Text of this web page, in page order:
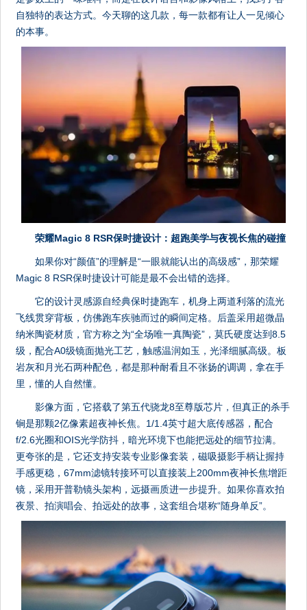
自独特的表达方式。今天聊的这几款，每一款都有让人一见倾心
的本事。
荣耀Magic 8 RSR保时捷设计：超跑美学与夜视长焦的碰撞
如果你对“颜值”的理解是“一眼就能认出的高级感”，那荣耀
Magic 8 RSR保时捷设计可能是最不会出错的选择。
它的设计灵感源自经典保时捷跑车，机身上两道利落的流光
飞线贯穿背板，仿佛跑车疾驰而过的瞬间定格。后盖采用超微晶
纳米陶瓷材质，官方称之为“全场唯一真陶瓷”，莫氏硬度达到8.5
级，配合A0级镜面抛光工艺，触感温润如玉，光泽细腻高级。板
岩灰和月光石两种配色，都是那种耐看且不张扬的调调，拿在手
里，懂的人自然懂。
影像方面，它搭载了第五代骁龙8至尊版芯片，但真正的杀手
锏是那颗2亿像素超夜神长焦。1/1.4英寸超大底传感器，配合
f/2.6光圈和OIS光学防抖，暗光环境下也能把远处的细节拉满。
更夸张的是，它还支持安装专业影像套装，磁吸摄影手柄让握持
手感更稳，67mm滤镜转接环可以直接装上200mm夜神长焦增距
镜，采用开普勒镜头架构，远摄画质进一步提升。如果你喜欢拍
夜景、拍演唱会、拍远处的故事，这套组合堪称“随身单反”。